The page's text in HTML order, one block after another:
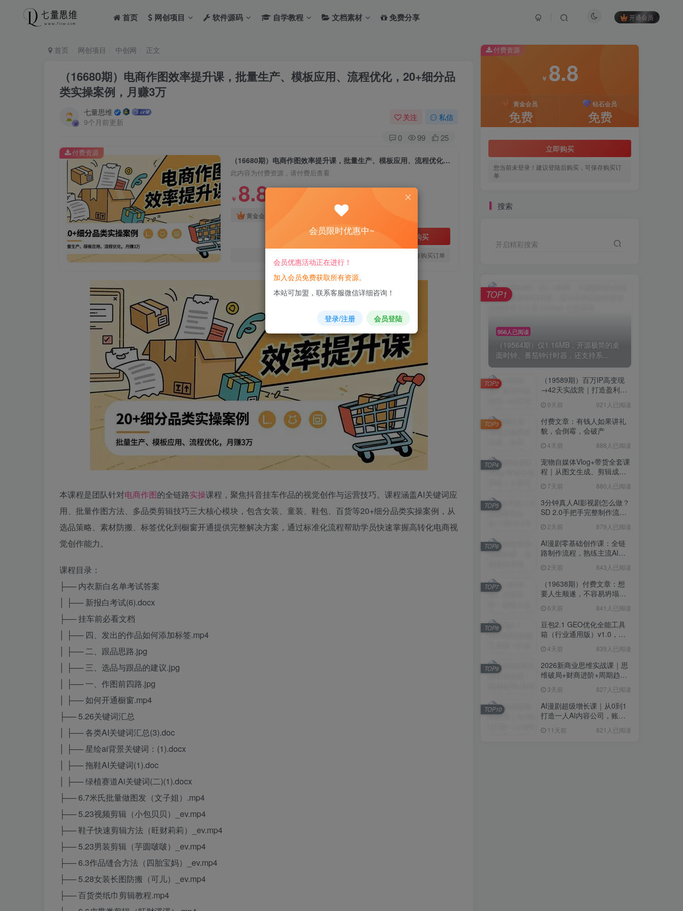
首页 网创项目 软件源码 自学教程 文档素材 免费分享 开通会员
首页 网创项目 中创网 正文
（16680期）电商作图效率提升课，批量生产、模板应用、流程优化，20+细分品
类实操案例，月赚3万
七量思维
9个月前更新
关注 私信
0 99 25
（16680期）电商作图效率提升课，批量生产、模板应用、流程优化，20+细分品类实操案例，月赚3万
此内容为付费资源，请付费后查看
￥ 8.8
黄金会员 免费
立即购买
您当前未登录！建议登陆后购买，可保存购买订单
付费资源
本课程是团队针对电商作图的全链路实操课程，聚焦抖音挂车作品的视觉创作与运营技巧。课程涵盖AI关键词应
用、批量作图方法、多品类剪辑技巧三大核心模块，包含女装、童装、鞋包、百货等20+细分品类实操案例，从
选品策略、素材防搬、标签优化到橱窗开通提供完整解决方案，通过标准化流程帮助学员快速掌握高转化电商视
觉创作能力。
课程目录：
├── 内衣新白名单考试答案
│ ├── 新报白考试(6).docx
├── 挂车前必看文档
│ ├── 四、发出的作品如何添加标签.mp4
│ ├── 二、跟品思路.jpg
│ ├── 三、选品与跟品的建议.jpg
│ ├── 一、作图前四路.jpg
│ ├── 如何开通橱窗.mp4
├── 5.26关键词汇总
│ ├── 各类AI关键词汇总(3).doc
│ ├── 星绘ai背景关键词：(1).docx
│ ├── 拖鞋AI关键词(1).doc
│ ├── 绿植赛道Ai关键词(二)(1).docx
├── 6.7米氏批量做图发（文子姐）.mp4
├── 5.23视频剪辑（小包贝贝）_ev.mp4
├── 鞋子快速剪辑方法（旺财莉莉）_ev.mp4
├── 5.23男装剪辑（芋圆啵啵）_ev.mp4
├── 6.3作品缝合方法（四胎宝妈）_ev.mp4
├── 5.28女装长图防搬（可儿）_ev.mp4
├── 百货类纸巾剪辑教程.mp4
付费资源
￥ 8.8
黄金会员
免费
钻石会员
免费
立即购买
您当前未登录！建议登陆后购买，可保存购买订
单
搜索
开启精彩搜索
956人已阅读
（19564期）仅1.16MB，开源极简的桌
面时钟、番茄钟计时器，还支持系...
TOP1
（19589期）百万IP高变现
→42天实战营｜打造盈利赚
域转化批量成交积累客户案
例
9天前 921人已阅读
TOP2
付费文章：有钱人如果讲礼
貌，会倒霉，会破产
4天前 888人已阅读
TOP3
宠物自媒体Vlog+带货全套课
程｜从图文生成、剪辑成片
7天前 880人已阅读
TOP4
3分钟真人AI影视剧怎么做？
SD 2.0手把手完整制作流程
无限生成
2天前 879人已阅读
TOP5
AI漫剧零基础创作课：全链
路制作流程，熟练主流AI工
2天前 843人已阅读
TOP6
（19638期）付费文章：想
要人生顺遂，不容易坍塌，
6天前 841人已阅读
TOP7
豆包2.1 GEO优化全能工具
箱（行业通用版）v1.0，会
景4天前 839人已阅读
TOP8
2026新商业思维实战课｜思
维破局+财商进阶+周期趋势
度解析全体系
3天前 827人已阅读
TOP9
AI漫剧超级增长课｜从0到1
打造一人AI内容公司，账号
流程实战
11天前 821人已阅读
TOP10
会员限时优惠中~
会员优惠活动正在进行！
加入会员免费获取所有资源。
本站可加盟，联系客服微信详细咨询！
登录/注册 会员登陆